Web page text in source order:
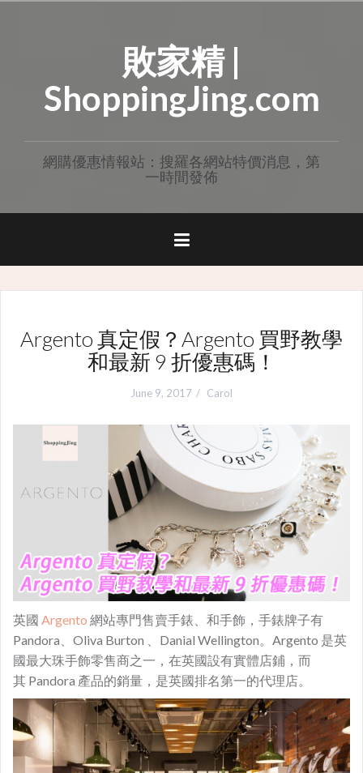
敗家精 |
ShoppingJing.com
網購優惠情報站：搜羅各網站特價消息，第
一時間發佈
Argento 真定假？Argento 買野教學
和最新 9 折優惠碼！
June 9, 2017 Carol
英國 Argento 網站專門售賣手錶、和手飾，手錶牌子有
Pandora、Oliva Burton 、Danial Wellington。Argento 是英
國最大珠手飾零售商之一，在英國設有實體店鋪，而
其 Pandora 產品的銷量，是英國排名第一的代理店。